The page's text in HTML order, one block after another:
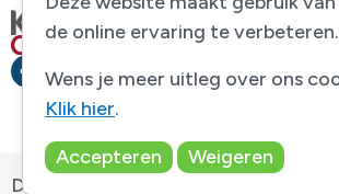
Disclaimer
de online ervaring te verbeteren.
Wens je meer uitleg over ons
Klik hier.
Accepteren
Weigeren